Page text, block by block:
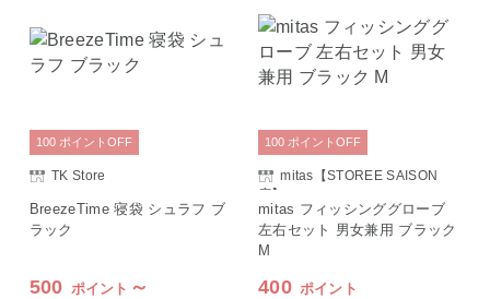
TK Store
BreezeTime 寝袋 シュラフ ブ
ラック
500 ポイント ～
100 ポイント OFF
mitas【STOREE SAISON
店】
mitas フィッシンググローブ
左右セット 男女兼用 ブラック
M
400 ポイント
100 ポイント OFF